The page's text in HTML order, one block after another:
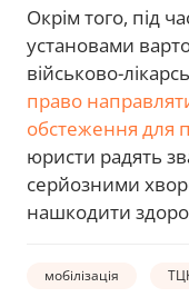
Окрім того, під
установами
військово-
право
обстеження для
юристи радять
серйозними
нашкодити
мобілізація